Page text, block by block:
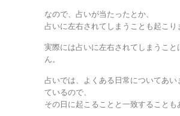
なので、占いが当たったとか、
占いに左右されてしまうことも起こり
実際には占いに左右されてしまうこと
ん。
占いでは、よくある日常についてあい
ているので、
その日に起こることと一致することも